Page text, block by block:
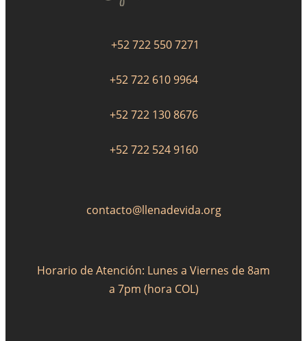
+52 722 550 7271
+52 722 610 9964
+52 722 130 8676
+52 722 524 9160
contacto@llenadevida.org
Horario de Atención: Lunes a Viernes de 8am
a 7pm (hora COL)